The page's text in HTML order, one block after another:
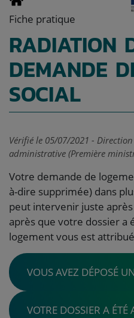
Fiche pratique
RADIATION
DEMANDE
SOCIAL
Vérifié le 05/07/2021 -
administrative (Première
Votre demande de
à-dire supprimée) dans
peut intervenir juste
après que votre dossier a
logement vous est
VOUS AVEZ DÉPOSÉ
VOTRE DOSSIER A ÉTÉ